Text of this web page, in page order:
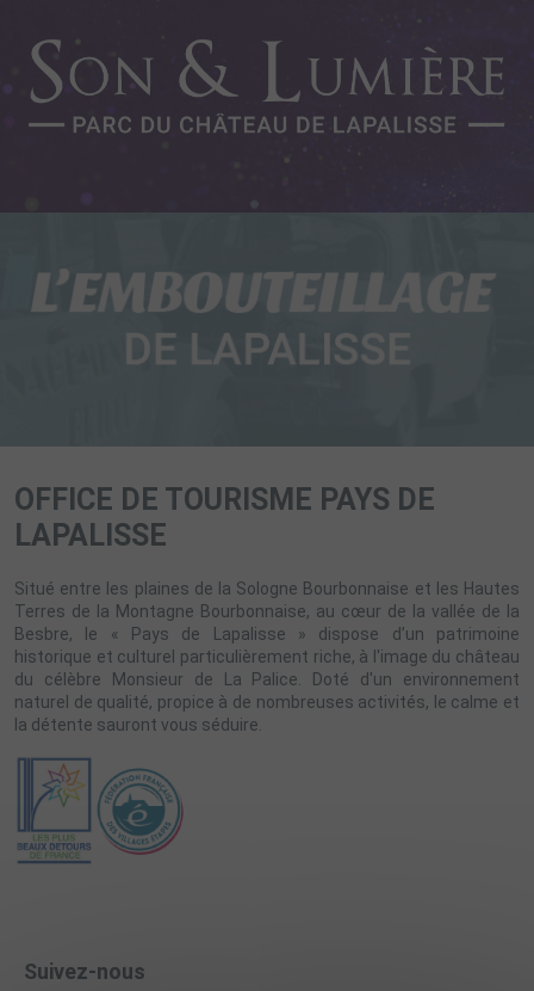
OFFICE DE TOURISME PAYS DE
LAPALISSE
Situé entre les plaines de la Sologne Bourbonnaise et les Hautes
Terres de la Montagne Bourbonnaise, au cœur de la vallée de la
Besbre, le « Pays de Lapalisse » dispose d’un patrimoine
historique et culturel particulièrement riche, à l'image du château
du célèbre Monsieur de La Palice. Doté d'un environnement
naturel de qualité, propice à de nombreuses activités, le calme et
la détente sauront vous séduire.
Suivez-nous